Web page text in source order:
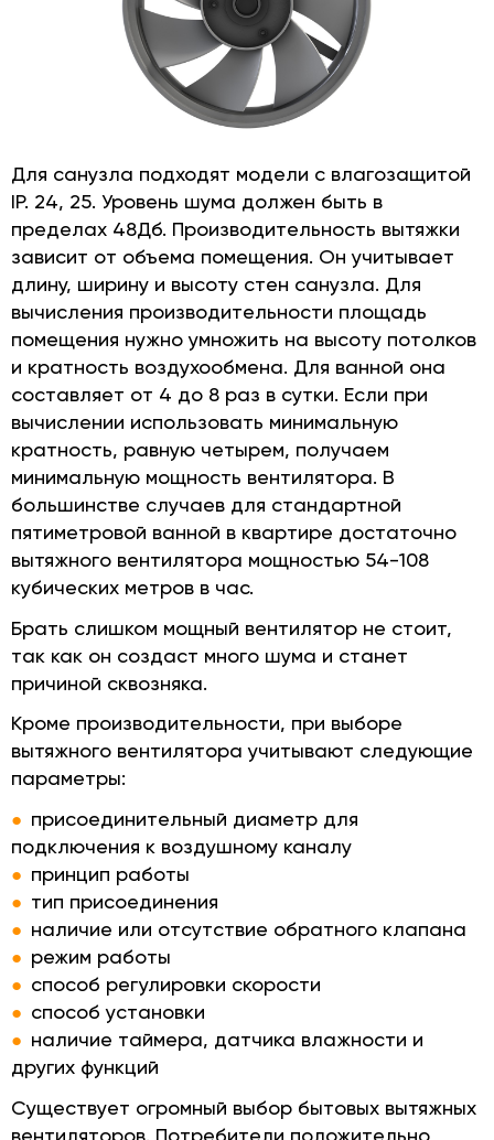
Для санузла подходят модели с влагозащитой
IP. 24, 25. Уровень шума должен быть в
пределах 48Дб. Производительность вытяжки
зависит от объема помещения. Он учитывает
длину, ширину и высоту стен санузла. Для
вычисления производительности площадь
помещения нужно умножить на высоту потолков
и кратность воздухообмена. Для ванной она
составляет от 4 до 8 раз в сутки. Если при
вычислении использовать минимальную
кратность, равную четырем, получаем
минимальную мощность вентилятора. В
большинстве случаев для стандартной
пятиметровой ванной в квартире достаточно
вытяжного вентилятора мощностью 54-108
кубических метров в час.
Брать слишком мощный вентилятор не стоит,
так как он создаст много шума и станет
причиной сквозняка.
Кроме производительности, при выборе
вытяжного вентилятора учитывают следующие
параметры:
присоединительный диаметр для
подключения к воздушному каналу
принцип работы
тип присоединения
наличие или отсутствие обратного клапана
режим работы
способ регулировки скорости
способ установки
наличие таймера, датчика влажности и
других функций
Существует огромный выбор бытовых вытяжных
вентиляторов. Потребители положительно